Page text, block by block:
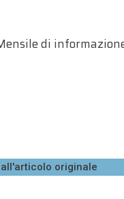
di
originale